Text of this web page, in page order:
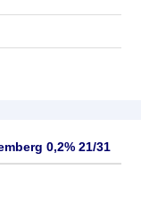
0,2% 21/31